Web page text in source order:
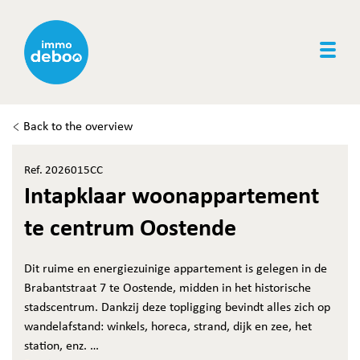
Back to the overview
Ref. 2026015CC
Intapklaar woonappartement
te centrum Oostende
Dit ruime en energiezuinige appartement is gelegen in de
Brabantstraat 7 te Oostende, midden in het historische
stadscentrum. Dankzij deze topligging bevindt alles zich op
wandelafstand: winkels, horeca, strand, dijk en zee, het
station, enz.